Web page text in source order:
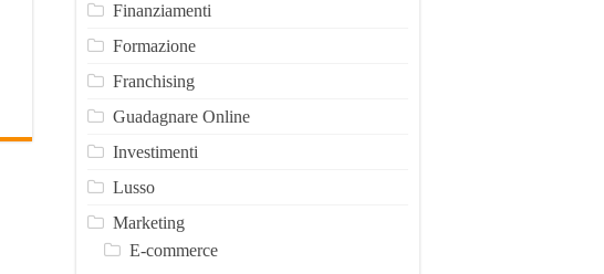
Finanziamenti
Formazione
Franchising
Guadagnare Online
Investimenti
Lusso
Marketing
E-commerce